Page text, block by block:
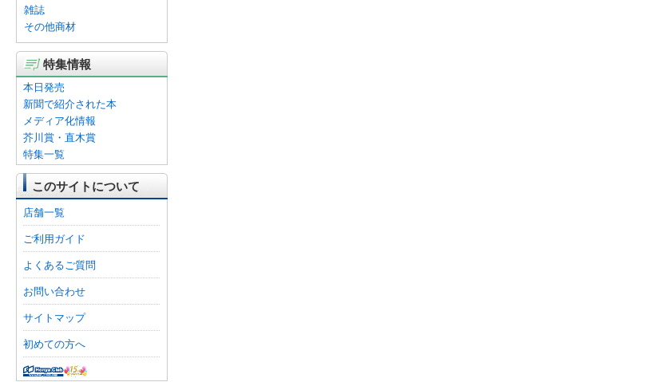
雑誌
その他商材
特集情報
本日発売
新聞で紹介された本
メディア化情報
芥川賞・直木賞
特集一覧
このサイトについて
店舗一覧
ご利用ガイド
よくあるご質問
お問い合わせ
サイトマップ
初めての方へ